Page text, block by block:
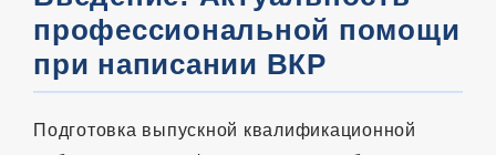
профессиональной помощи
при написании ВКР
Подготовка выпускной квалификационной